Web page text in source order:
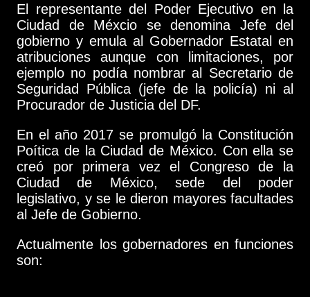
El representante del Poder Ejecutivo en la
Ciudad de Méxcio se denomina Jefe del
gobierno y emula al Gobernador Estatal en
atribuciones aunque con limitaciones, por
ejemplo no podía nombrar al Secretario de
Seguridad Pública (jefe de la policía) ni al
Procurador de Justicia del DF.
En el año 2017 se promulgó la Constitución
Poítica de la Ciudad de México. Con ella se
creó por primera vez el Congreso de la
Ciudad de México, sede del poder
legislativo, y se le dieron mayores facultades
al Jefe de Gobierno.
Actualmente los gobernadores en funciones
son: